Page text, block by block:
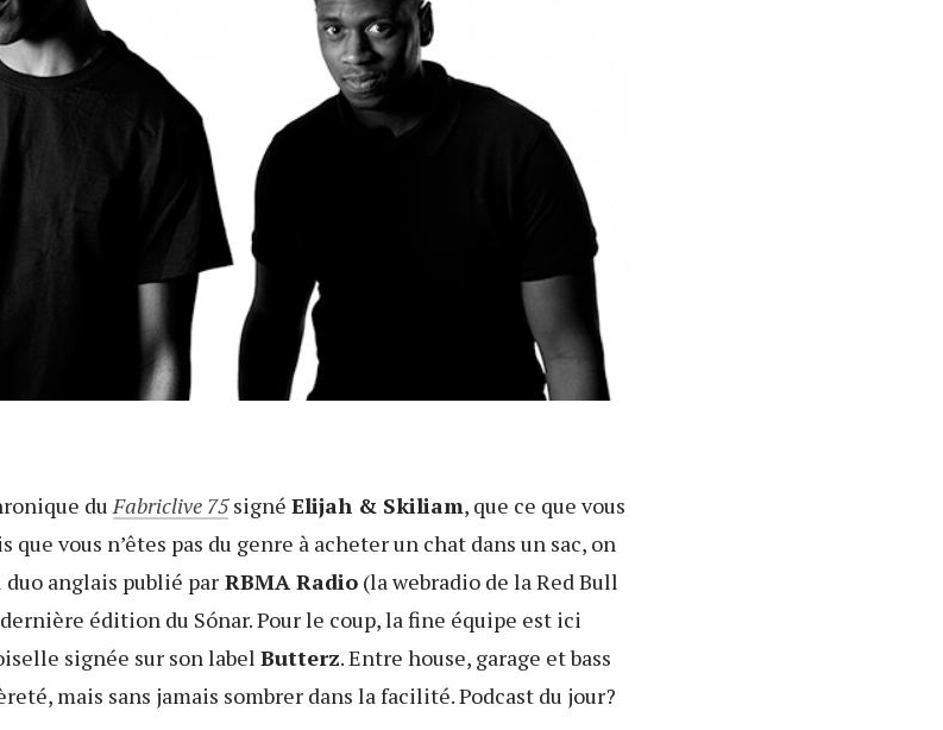
duFabriclive 75signé Elijah & Skiliam, que ce que vous
que vous n’êtes pas du genre à acheter un chat dans un sac, on
anglais publié parRBMA Radio(la webradio de la Red Bull
édition du Sónar. Pour le coup, la fine équipe est ici
signée sur son label Butterz. Entre house, garage et bass
mais sans jamais sombrer dans la facilité. Podcast du jour?